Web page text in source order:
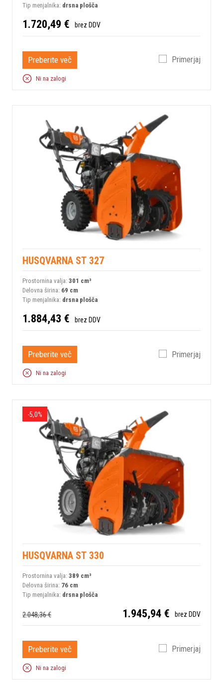
Tip menjalnika: drsna plošča
1.720,49 € brez DDV
Preberite več Primerjaj
Ni na zalogi
HUSQVARNA ST 327
Prostornina valja: 301 сm³
Delovna širina: 69 cm
Tip menjalnika: drsna plošča
1.884,43 € brez DDV
Preberite več Primerjaj
Ni na zalogi
-5,0%
HUSQVARNA ST 330
Prostornina valja: 389 сm³
Delovna širina: 76 cm
Tip menjalnika: drsna plošča
2.048,36 € 1.945,94 € brez DDV
Preberite več Primerjaj
Ni na zalogi